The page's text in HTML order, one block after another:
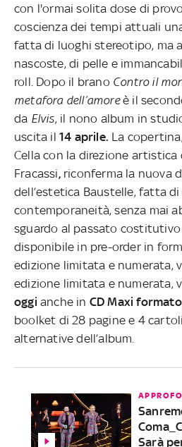
con l'ormai solita dose di
coscienza dei tempi attuali
fatta di luoghi stereotipo, ma
nascoste, di pelle e
roll. Dopo il brano Contro il
metafora dell’amoreè il
da Elvis, il nono album in
uscita il 14 aprile. La
Cella con la direzione artistica
Fracassi, riconferma la nuova
dell’estetica Baustelle, fatta
contemporaneità, senza mai
sguardo al passato costitutivo
disponibile in pre-order in
edizione limitata e numerata,
edizione limitata e numerata,
oggi anche in CD Maxi formato
boolket di 28 pagine e 4
alternative dell’album.
Sarà